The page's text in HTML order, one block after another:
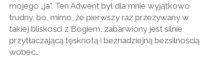
mojego „ja”. Ten Adwent był dla mnie wyjątkowo
trudny, bo, mimo, że pierwszy raz przeżywany w
takiej bliskości z Bogiem, zabarwiony jest silnie
przytłaczającą tęsknotą i beznadziejną bezsilnością
wobec…